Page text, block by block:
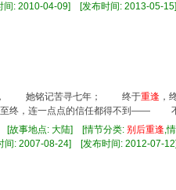
间: 2010-04-09] [发布时间: 2013-05-
她铭记苦寻七年； 终于重逢 ，
终，连一点点的信任都得不到——
[故事地点: 大陆] [情节分类: 别 后重逢,
间: 2007-08-24] [发布时间: 2012-07-